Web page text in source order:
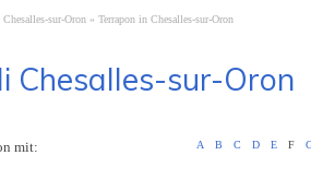
sur-Oron Terrapon in Chesalles-sur-Oron
Chesalles-sur-Oron
mit: A B C D E F